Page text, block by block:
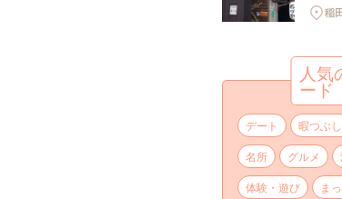
稲
人気
ード
デート 暇つぶ
名所
グルメ
体験・遊び
ま